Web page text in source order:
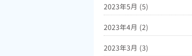
2023年5月 (5)
2023年4月 (2)
2023年3月 (3)